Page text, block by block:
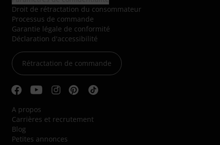
Droit de rétractation du consommateur
Processus de commande
Garantie légale de conformité
Déclaration d'accessibilité
Rétractation de commande
A propos
Carrières et recrutement
Blog
Petites annonces